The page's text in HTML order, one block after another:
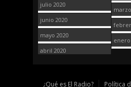
julio 2020
junio 2020
mayo 2020
abril 2020
enero
¿Qué es El Radio? Política